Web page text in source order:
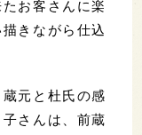
お客さんに楽
きながら仕込
元と杜氏の感
さんは、前蔵